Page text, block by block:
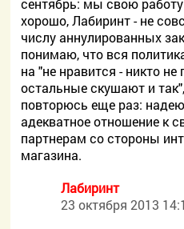
сентябрь: мы свою
хорошо, Лабиринт - не
числу аннулированных
понимаю, что вся
на "не нравится - никто не
остальные скушают и
повторюсь еще раз:
адекватное отношение к
партнерам со стороны
магазина.
Лабиринт
23 октября 2013